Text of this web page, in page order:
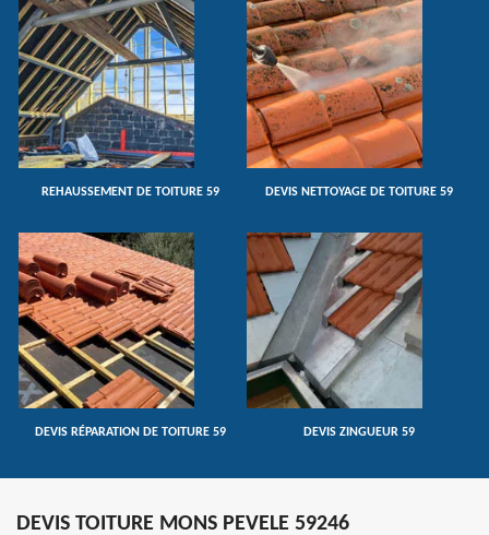
REHAUSSEMENT DE TOITURE 59 DEVIS NETTOYAGE DE TOITURE 59
DEVIS RÉPARATION DE TOITURE 59 DEVIS ZINGUEUR 59
DEVIS TOITURE MONS PEVELE 59246